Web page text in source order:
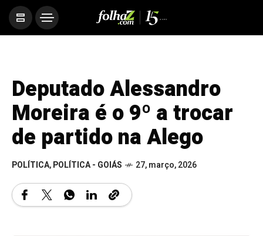
Deputado Alessandro
Moreira é o 9º a trocar
de partido na Alego
POLÍTICA,POLÍTICA - GOIÁS 27, março, 2026